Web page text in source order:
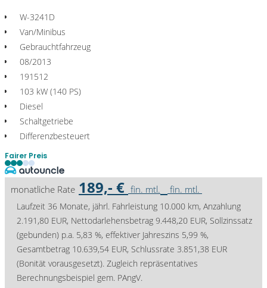
W-3241D
Van/Minibus
Gebrauchtfahrzeug
08/2013
191512
103 kW (140 PS)
Diesel
Schaltgetriebe
Differenzbesteuert
Fairer Preis
monatliche Rate 189,- € fin. mtl. fin. mtl.
Laufzeit 36 Monate, jährl. Fahrleistung 10.000 km, Anzahlung
2.191,80 EUR, Nettodarlehensbetrag 9.448,20 EUR, Sollzinssatz
(gebunden) p.a. 5,83 %, effektiver Jahreszins 5,99 %,
Gesamtbetrag 10.639,54 EUR, Schlussrate 3.851,38 EUR
(Bonität vorausgesetzt). Zugleich repräsentatives
Berechnungsbeispiel gem. PAngV.